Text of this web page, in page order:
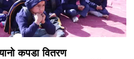
कपडा वितरण